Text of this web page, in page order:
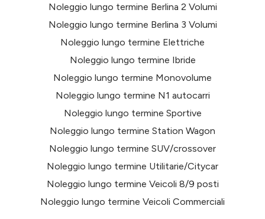
Noleggio lungo termine Berlina 2 Volumi
Noleggio lungo termine Berlina 3 Volumi
Noleggio lungo termine Elettriche
Noleggio lungo termine Ibride
Noleggio lungo termine Monovolume
Noleggio lungo termine N1 autocarri
Noleggio lungo termine Sportive
Noleggio lungo termine Station Wagon
Noleggio lungo termine SUV/crossover
Noleggio lungo termine Utilitarie/Citycar
Noleggio lungo termine Veicoli 8/9 posti
Noleggio lungo termine Veicoli Commerciali